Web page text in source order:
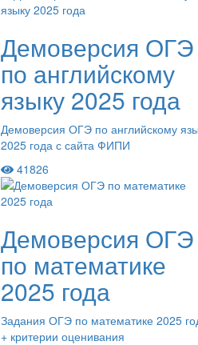
Демоверсия ОГЭ
по английскому
языку 2025 года
Демоверсия ОГЭ по английскому
2025 года с сайта ФИПИ
41826
Демоверсия ОГЭ
по математике
2025 года
Задания ОГЭ по математике 2025
+ критерии оценивания